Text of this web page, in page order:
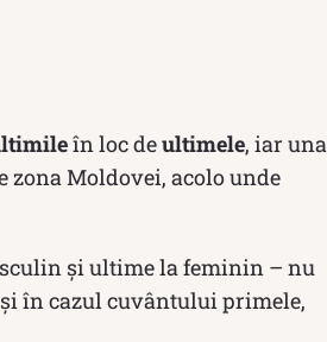
în loc deultimele, iar una
Moldovei, acolo unde
și ultime la feminin – nu
în cazul cuvântului primele,